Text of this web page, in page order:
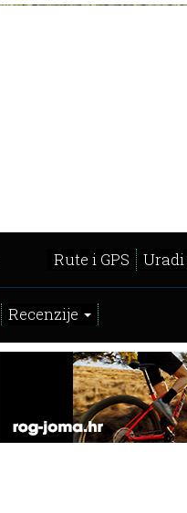
Rute i GPS
Recenzije